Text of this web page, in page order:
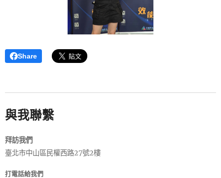
Share
與我聯繫
拜訪我們
臺北市中山區民權西路27號2樓
打電話給我們